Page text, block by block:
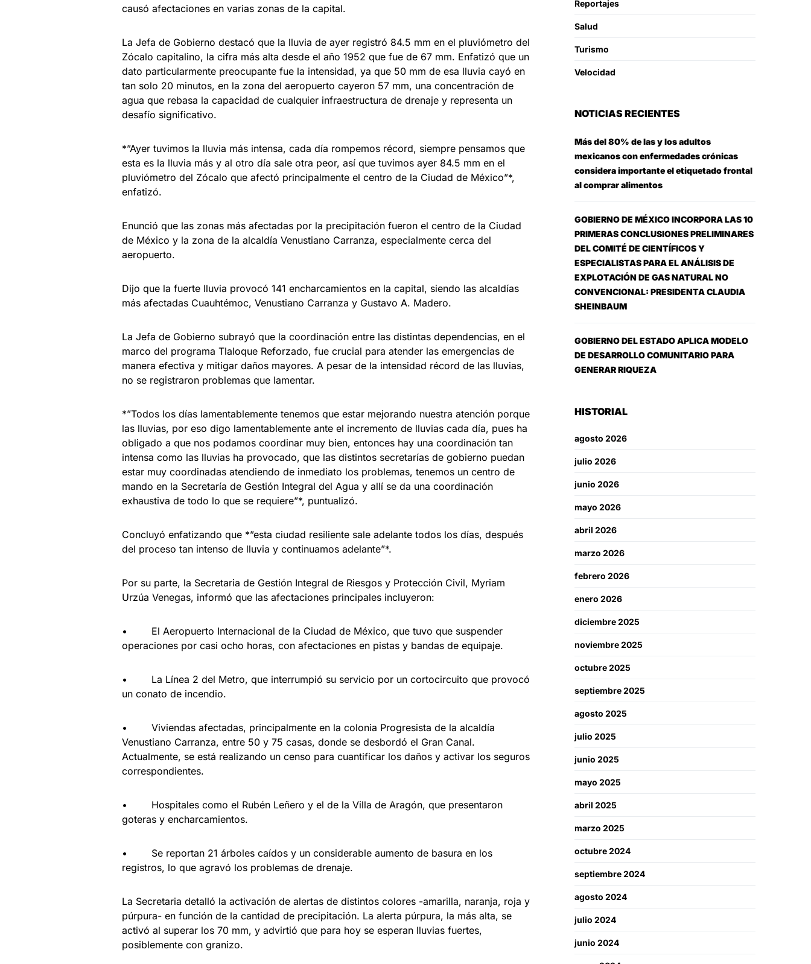
causó afectaciones en varias zonas de la capital.
La Jefa de Gobierno destacó que la lluvia de ayer registró 84.5 mm en el pluviómetro del
Zócalo capitalino, la cifra más alta desde el año 1952 que fue de 67 mm. Enfatizó que un
dato particularmente preocupante fue la intensidad, ya que 50 mm de esa lluvia cayó en
tan solo 20 minutos, en la zona del aeropuerto cayeron 57 mm, una concentración de
agua que rebasa la capacidad de cualquier infraestructura de drenaje y representa un
desafío significativo.
*”Ayer tuvimos la lluvia más intensa, cada día rompemos récord, siempre pensamos que
esta es la lluvia más y al otro día sale otra peor, así que tuvimos ayer 84.5 mm en el
pluviómetro del Zócalo que afectó principalmente el centro de la Ciudad de México”*,
enfatizó.
Enunció que las zonas más afectadas por la precipitación fueron el centro de la Ciudad
de México y la zona de la alcaldía Venustiano Carranza, especialmente cerca del
aeropuerto.
Dijo que la fuerte lluvia provocó 141 encharcamientos en la capital, siendo las alcaldías
más afectadas Cuauhtémoc, Venustiano Carranza y Gustavo A. Madero.
La Jefa de Gobierno subrayó que la coordinación entre las distintas dependencias, en el
marco del programa Tlaloque Reforzado, fue crucial para atender las emergencias de
manera efectiva y mitigar daños mayores. A pesar de la intensidad récord de las lluvias,
no se registraron problemas que lamentar.
*”Todos los días lamentablemente tenemos que estar mejorando nuestra atención porque
las lluvias, por eso digo lamentablemente ante el incremento de lluvias cada día, pues ha
obligado a que nos podamos coordinar muy bien, entonces hay una coordinación tan
intensa como las lluvias ha provocado, que las distintos secretarías de gobierno puedan
estar muy coordinadas atendiendo de inmediato los problemas, tenemos un centro de
mando en la Secretaría de Gestión Integral del Agua y allí se da una coordinación
exhaustiva de todo lo que se requiere”*, puntualizó.
Concluyó enfatizando que *”esta ciudad resiliente sale adelante todos los días, después
del proceso tan intenso de lluvia y continuamos adelante”*.
Por su parte, la Secretaria de Gestión Integral de Riesgos y Protección Civil, Myriam
Urzúa Venegas, informó que las afectaciones principales incluyeron:
• El Aeropuerto Internacional de la Ciudad de México, que tuvo que suspender
operaciones por casi ocho horas, con afectaciones en pistas y bandas de equipaje.
• La Línea 2 del Metro, que interrumpió su servicio por un cortocircuito que provocó
un conato de incendio.
• Viviendas afectadas, principalmente en la colonia Progresista de la alcaldía
Venustiano Carranza, entre 50 y 75 casas, donde se desbordó el Gran Canal.
Actualmente, se está realizando un censo para cuantificar los daños y activar los seguros
correspondientes.
• Hospitales como el Rubén Leñero y el de la Villa de Aragón, que presentaron
goteras y encharcamientos.
• Se reportan 21 árboles caídos y un considerable aumento de basura en los
registros, lo que agravó los problemas de drenaje.
La Secretaria detalló la activación de alertas de distintos colores -amarilla, naranja, roja y
púrpura- en función de la cantidad de precipitación. La alerta púrpura, la más alta, se
activó al superar los 70 mm, y advirtió que para hoy se esperan lluvias fuertes,
posiblemente con granizo.
Reportajes
Salud
Turismo
Velocidad
NOTICIAS RECIENTES
Más del 80% de las y los adultos
mexicanos con enfermedades crónicas
considera importante el etiquetado frontal
al comprar alimentos
GOBIERNO DE MÉXICO INCORPORA LAS 10
PRIMERAS CONCLUSIONES PRELIMINARES
DEL COMITÉ DE CIENTÍFICOS Y
ESPECIALISTAS PARA EL ANÁLISIS DE
EXPLOTACIÓN DE GAS NATURAL NO
CONVENCIONAL: PRESIDENTA CLAUDIA
SHEINBAUM
GOBIERNO DEL ESTADO APLICA MODELO
DE DESARROLLO COMUNITARIO PARA
GENERAR RIQUEZA
HISTORIAL
agosto 2026
julio 2026
junio 2026
mayo 2026
abril 2026
marzo 2026
febrero 2026
enero 2026
diciembre 2025
noviembre 2025
octubre 2025
septiembre 2025
agosto 2025
julio 2025
junio 2025
mayo 2025
abril 2025
marzo 2025
octubre 2024
septiembre 2024
agosto 2024
julio 2024
junio 2024